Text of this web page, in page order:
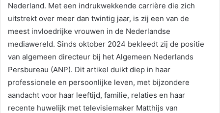
Nederland. Met een indrukwekkende carrière die zich
uitstrekt over meer dan twintig jaar, is zij een van de
meest invloedrijke vrouwen in de Nederlandse
mediawereld. Sinds oktober 2024 bekleedt zij de positie
van algemeen directeur bij het Algemeen Nederlands
Persbureau (ANP). Dit artikel duikt diep in haar
professionele en persoonlijke leven, met bijzondere
aandacht voor haar leeftijd, familie, relaties en haar
recente huwelijk met televisiemaker Matthijs van